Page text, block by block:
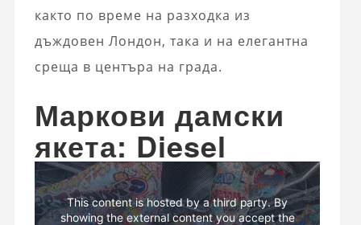
както по време на разходка из
дъждовен Лондон, така и на елегантна
среща в центъра на града.
Маркови дамски
якета: Diesel
This content is hosted by a third party. By
showing the external content you accept the